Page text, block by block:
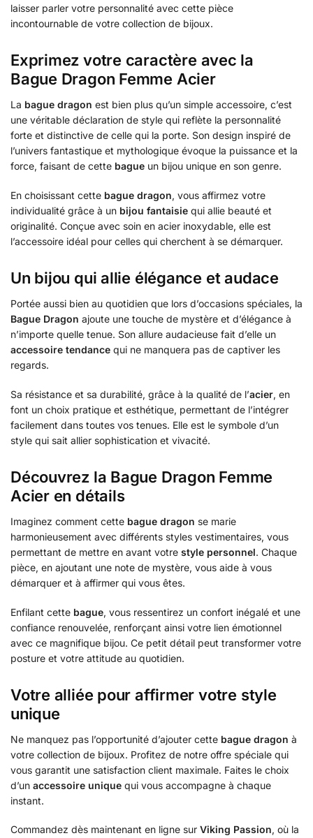
laisser parler votre personnalité avec cette pièce
incontournable de votre collection de bijoux.
Exprimez votre caractère avec la
Bague Dragon Femme Acier
La bague dragon est bien plus qu’un simple accessoire, c’est
une véritable déclaration de style qui reflète la personnalité
forte et distinctive de celle qui la porte. Son design inspiré de
l’univers fantastique et mythologique évoque la puissance et la
force, faisant de cette bague un bijou unique en son genre.
En choisissant cette bague dragon, vous affirmez votre
individualité grâce à un bijou fantaisie qui allie beauté et
originalité. Conçue avec soin en acier inoxydable, elle est
l’accessoire idéal pour celles qui cherchent à se démarquer.
Un bijou qui allie élégance et audace
Portée aussi bien au quotidien que lors d’occasions spéciales, la
Bague Dragon ajoute une touche de mystère et d’élégance à
n’importe quelle tenue. Son allure audacieuse fait d’elle un
accessoire tendance qui ne manquera pas de captiver les
regards.
Sa résistance et sa durabilité, grâce à la qualité de l’acier, en
font un choix pratique et esthétique, permettant de l’intégrer
facilement dans toutes vos tenues. Elle est le symbole d’un
style qui sait allier sophistication et vivacité.
Découvrez la Bague Dragon Femme
Acier en détails
Imaginez comment cette bague dragon se marie
harmonieusement avec différents styles vestimentaires, vous
permettant de mettre en avant votre style personnel. Chaque
pièce, en ajoutant une note de mystère, vous aide à vous
démarquer et à affirmer qui vous êtes.
Enfilant cette bague, vous ressentirez un confort inégalé et une
confiance renouvelée, renforçant ainsi votre lien émotionnel
avec ce magnifique bijou. Ce petit détail peut transformer votre
posture et votre attitude au quotidien.
Votre alliée pour affirmer votre style
unique
Ne manquez pas l’opportunité d’ajouter cette bague dragon à
votre collection de bijoux. Profitez de notre offre spéciale qui
vous garantit une satisfaction client maximale. Faites le choix
d’un accessoire unique qui vous accompagne à chaque
instant.
Commandez dès maintenant en ligne sur Viking Passion, où la